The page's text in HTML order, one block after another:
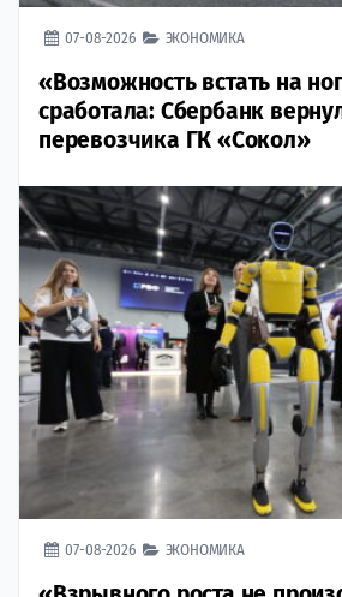
07-08-2026 ЭКОНОМИКА
«Возможность встать на
сработала: Сбербанк
перевозчика ГК «Сокол»
07-08-2026 ЭКОНОМИКА